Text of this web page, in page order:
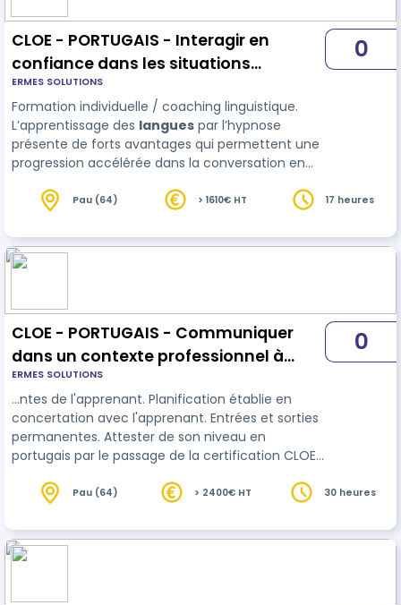
CLOE - PORTUGAIS - Interagir en
confiance dans les situations
professionnelles - parcours 17h
ERMES SOLUTIONS
Formation individuelle / coaching linguistique.
L’apprentissage des langues par l’hypnose
présente de forts avantages qui permettent une
progression accélérée dans la conversation en
Adaptation du contenu au niveau (évaluation
0
Pau (64) > 1610€ HT 17 heures
CLOE - PORTUGAIS - Communiquer
dans un contexte professionnel à
l'oral et à l'écrit - parcours 30 h
ERMES SOLUTIONS
…ntes de l'apprenant. Planification établie en
concertation avec l'apprenant. Entrées et sorties
permanentes. Attester de son niveau en
portugais par le passage de la certification CLOE
référence pour les
langues
0
Pau (64) > 2400€ HT 30 heures